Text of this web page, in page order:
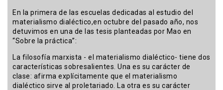
En la primera de las escuelas dedicadas al estudio del
materialismo dialéctico,en octubre del pasado año, nos
detuvimos en una de las tesis planteadas por Mao en
“Sobre la práctica”:
La filosofía marxista - el materialismo dialéctico- tiene dos
características sobresalientes. Una es su carácter de
clase: afirma explícitamente que el materialismo
dialéctico sirve al proletariado. La otra es su carácter